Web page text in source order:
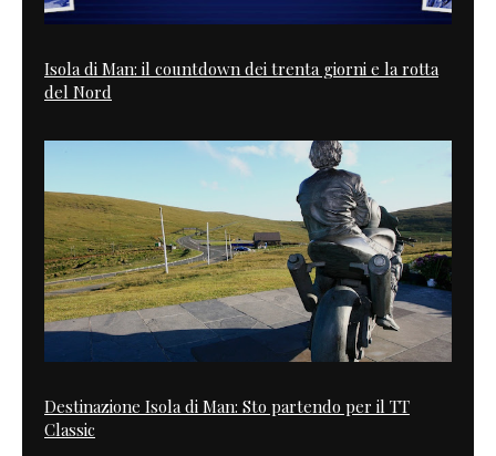
Isola di Man: il countdown dei trenta giorni e la rotta
del Nord
Destinazione Isola di Man: Sto partendo per il TT
Classic